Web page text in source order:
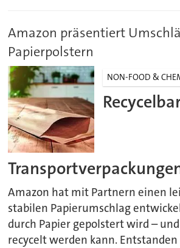
Amazon präsentiert
Papierpolstern
NON-FOOD &
Amazon hat mit Partnern einen
stabilen Papierumschlag
durch Papier gepolstert wird –
recycelt werden kann.